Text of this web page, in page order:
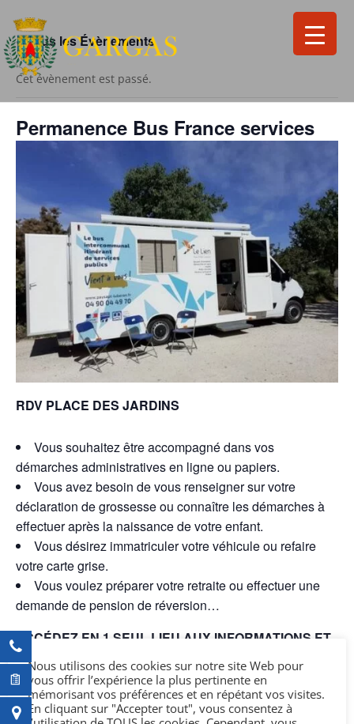
Search
for:
Search Button
« Tous les Évènements
Cet évènement est passé.
Permanence Bus France services
RDV PLACE DES JARDINS
Vous souhaitez être accompagné dans vos
démarches administratives en ligne ou papiers.
Vous avez besoin de vous renseigner sur votre
déclaration de grossesse ou connaître les démarches à
effectuer après la naissance de votre enfant.
Vous désirez immatriculer votre véhicule ou refaire
votre carte grise.
Vous voulez préparer votre retraite ou effectuer une
demande de pension de réversion…
ACCÉDEZ EN 1 SEUL LIEU AUX INFORMATIONS ET
SERVICES DONT VOUS AVEZ BESOIN !
Nous utilisons des cookies sur notre site Web pour
vous offrir l’expérience la plus pertinente en
mémorisant vos préférences et en répétant vos visites.
En cliquant sur "Accepter tout", vous consentez à